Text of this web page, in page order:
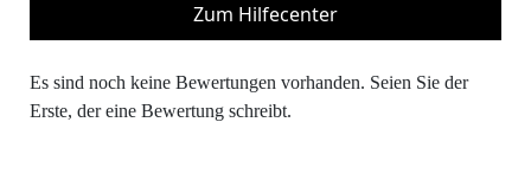
Zum Hilfecenter
Es sind noch keine Bewertungen vorhanden. Seien Sie der
Erste, der eine Bewertung schreibt.